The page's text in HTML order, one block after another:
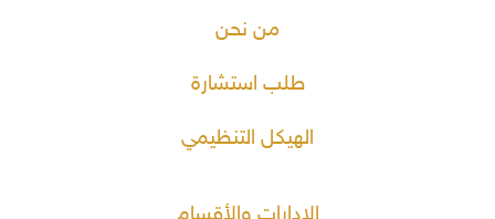
من نحن
طلب استشارة
الهيكل التنظيمي